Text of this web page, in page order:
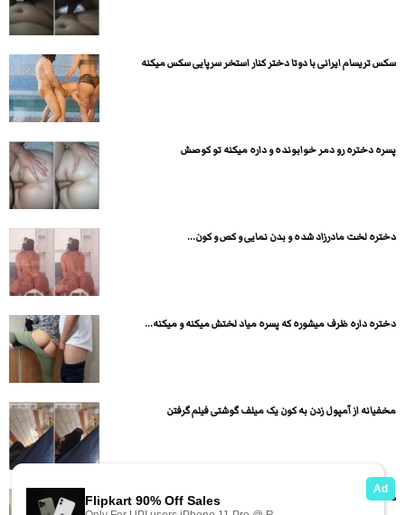
سکس تریسام ایرانی با دوتا دختر کنار استخر سرپایی سکس میکنه
پسره دختره رو دمر خوابونده و داره میکنه تو کوصش
دختره لخت مادرزاد شده و بدن نمایی و کص و کون...
دختره داره ظرف میشوره که پسره میاد لختش میکنه و میکنه...
مخفیانه از آمپول زدن به کون یک میلف گوشتی فیلم گرفتن
دختره اول کیر سواری میکنه بعد به صورت داگی استایل سکس...